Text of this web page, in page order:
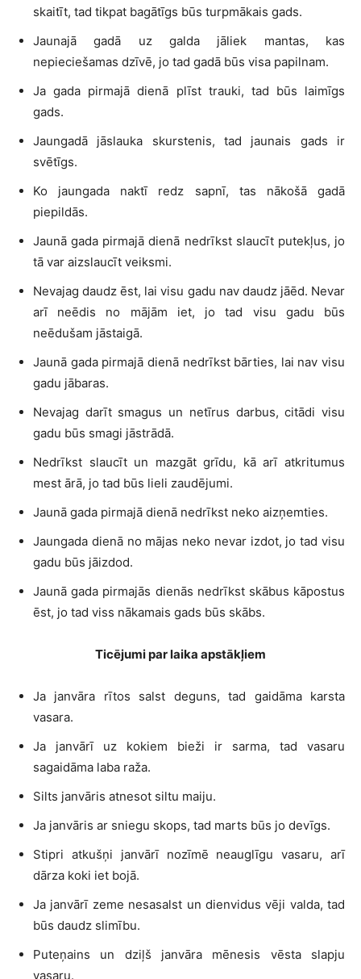
skaitīt, tad tikpat bagātīgs būs turpmākais gads.
Jaunajā gadā uz galda jāliek mantas, kas
nepieciešamas dzīvē, jo tad gadā būs visa papilnam.
Ja gada pirmajā dienā plīst trauki, tad būs laimīgs
gads.
Jaungadā jāslauka skurstenis, tad jaunais gads ir
svētīgs.
Ko jaungada naktī redz sapnī, tas nākošā gadā
piepildās.
Jaunā gada pirmajā dienā nedrīkst slaucīt putekļus, jo
tā var aizslaucīt veiksmi.
Nevajag daudz ēst, lai visu gadu nav daudz jāēd. Nevar
arī neēdis no mājām iet, jo tad visu gadu būs
neēdušam jāstaigā.
Jaunā gada pirmajā dienā nedrīkst bārties, lai nav visu
gadu jābaras.
Nevajag darīt smagus un netīrus darbus, citādi visu
gadu būs smagi jāstrādā.
Nedrīkst slaucīt un mazgāt grīdu, kā arī atkritumus
mest ārā, jo tad būs lieli zaudējumi.
Jaunā gada pirmajā dienā nedrīkst neko aizņemties.
Jaungada dienā no mājas neko nevar izdot, jo tad visu
gadu būs jāizdod.
Jaunā gada pirmajās dienās nedrīkst skābus kāpostus
ēst, jo tad viss nākamais gads būs skābs.
Ticējumi par laika apstākļiem
Ja janvāra rītos salst deguns, tad gaidāma karsta
vasara.
Ja janvārī uz kokiem bieži ir sarma, tad vasaru
sagaidāma laba raža.
Silts janvāris atnesot siltu maiju.
Ja janvāris ar sniegu skops, tad marts būs jo devīgs.
Stipri atkušņi janvārī nozīmē neauglīgu vasaru, arī
dārza koki iet bojā.
Ja janvārī zeme nesasalst un dienvidus vēji valda, tad
būs daudz slimību.
Puteņains un dziļš janvāra mēnesis vēsta slapju
vasaru.